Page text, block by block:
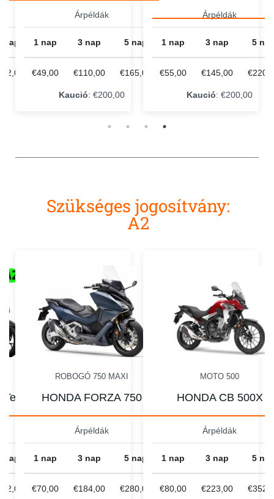
nap
Árpéldák
1 nap 3 nap 5 nap
€49,00 €110,00 €165,00
Kaució: €200,00
Árpéldák
1 nap 3 nap 5
€55,00 €145,00
Kaució: €200,00
Szükséges jogosítvány:
A2
nap
ROBOGÓ 750 MAXI
HONDA FORZA 750
Árpéldák
1 nap 3 nap 5 nap
€70,00 €184,00 €280,00
MOTO 500
HONDA CB 500X
Árpéldák
1 nap 3 nap 5
€80,00 €223,00